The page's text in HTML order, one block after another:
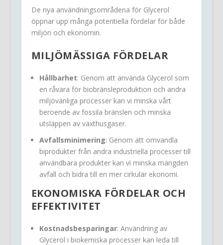
De nya användningsområdena för Glycerol
öppnar upp många potentiella fördelar för både
miljön och ekonomin.
MILJÖMÄSSIGA FÖRDELAR
Hållbarhet: Genom att använda Glycerol som
en råvara för biobränsleproduktion och andra
miljövänliga processer kan vi minska vårt
beroende av fossila bränslen och minska
utsläppen av växthusgaser.
Avfallsminimering: Genom att omvandla
biprodukter från andra industriella processer till
användbara produkter kan vi minska mängden
avfall och bidra till en mer cirkulär ekonomi.
EKONOMISKA FÖRDELAR OCH
EFFEKTIVITET
Kostnadsbesparingar: Användning av
Glycerol i biokemiska processer kan leda till